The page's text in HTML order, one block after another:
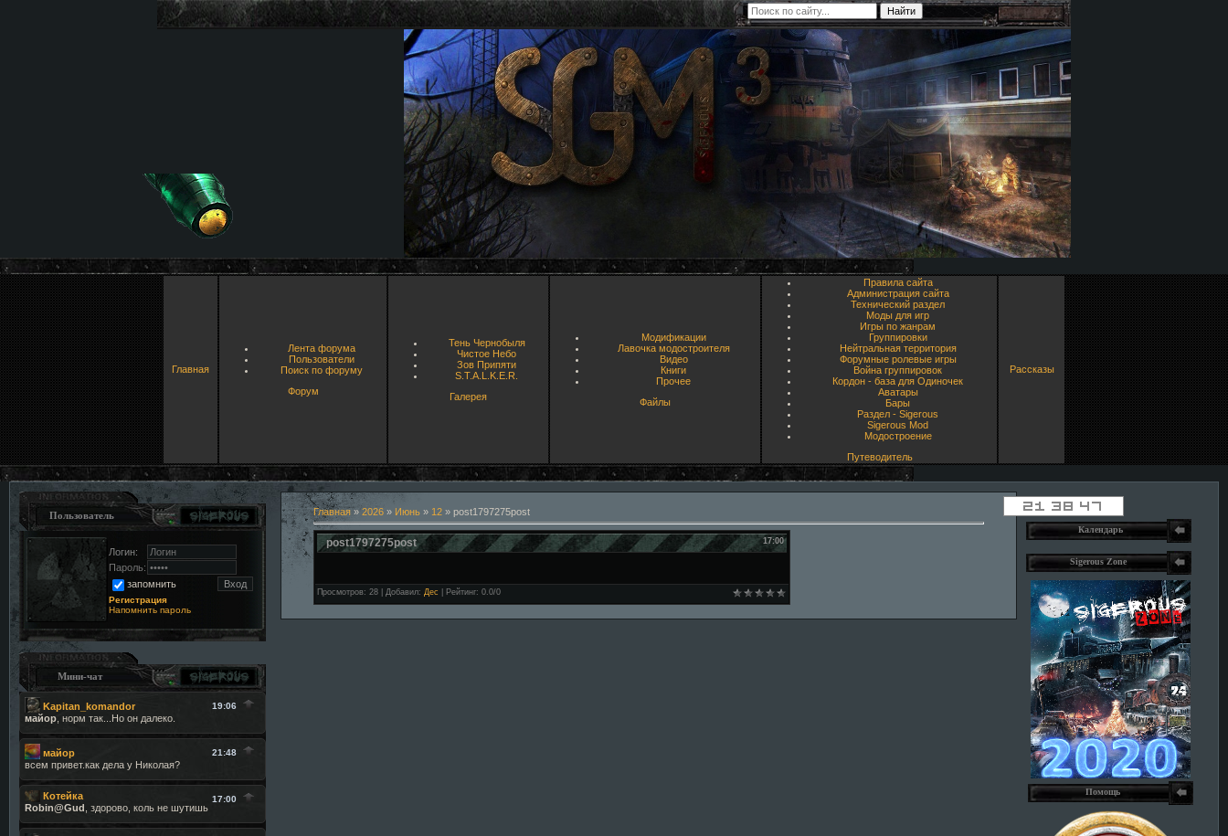
Главная
Лента форума
Пользователи
Поиск по форуму
Форум
Тень Чернобыля
Чистое Небо
Зов Припяти
S.T.A.L.K.E.R.
Галерея
Модификации
Лавочка модостроителя
Видео
Книги
Прочее
Файлы
Правила сайта
Администрация сайта
Технический раздел
Моды для игр
Игры по жанрам
Группировки
Нейтральная территория
Форумные ролевые игры
Война группировок
Кордон - база для Одиночек
Аватары
Бары
Раздел - Sigerous
Sigerous Mod
Модостроение
Путеводитель
Рассказы
Пользователь
Логин:
Пароль:
запомнить
Регистрация
Напомнить пароль
Мини-чат
Главная» 2026 » Июнь » 12 » post1797275post
17:00
post1797275post
Просмотров: 28 Добавил: Дес Рейтинг: 0.0/0
Календарь
Sigerous Zone
Помощь